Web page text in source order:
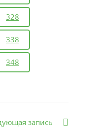
328
338
348
запись